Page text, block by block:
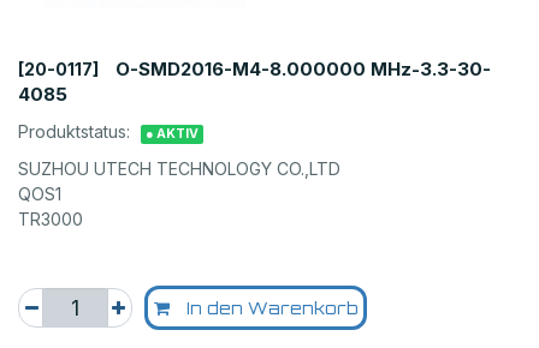
[20-0117]
O-SMD2016-M4-8.000000 MHz-3.3-30-
4085
Produktstatus: ● AKTIV
SUZHOU UTECH TECHNOLOGY CO.,LTD
QOS1
TR3000
In den Warenkorb